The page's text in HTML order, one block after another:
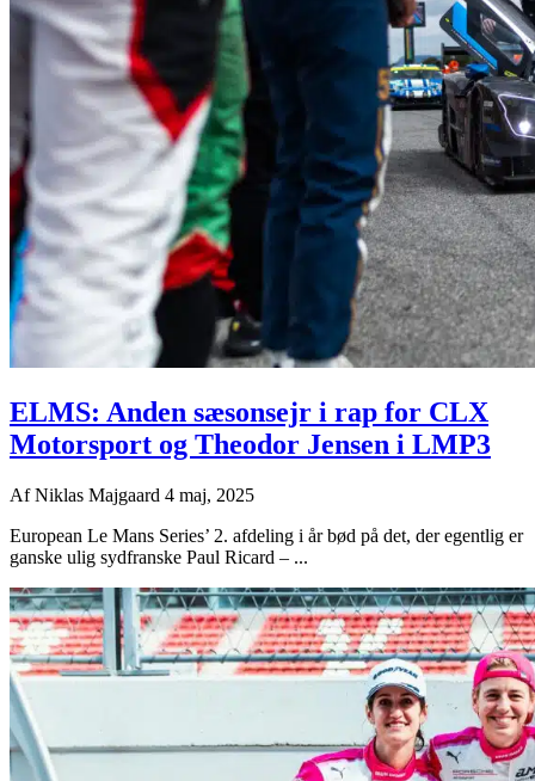
ELMS: Anden sæsonsejr i rap for CLX
Motorsport og Theodor Jensen i LMP3
AfNiklas Majgaard 4 maj, 2025
European Le Mans Series’ 2. afdeling i år bød på det, der egentlig er
ganske ulig sydfranske Paul Ricard – ...